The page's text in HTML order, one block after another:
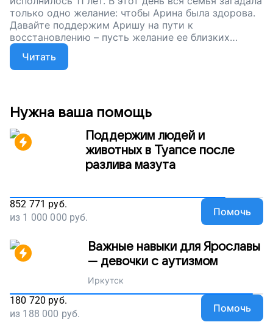
только одно желание: чтобы Арина была здорова.
Давайте поддержим Аришу на пути к
восстановлению – пусть желание ее близких
исполнится!
Читать
Нужна ваша помощь
Поддержим людей и
животных в Туапсе после
разлива мазута
852 771 руб.
из 1 000 000 руб. Помочь
Важные навыки для Ярославы
— девочки с аутизмом
Иркутск
180 720 руб.
из 188 000 руб. Помочь